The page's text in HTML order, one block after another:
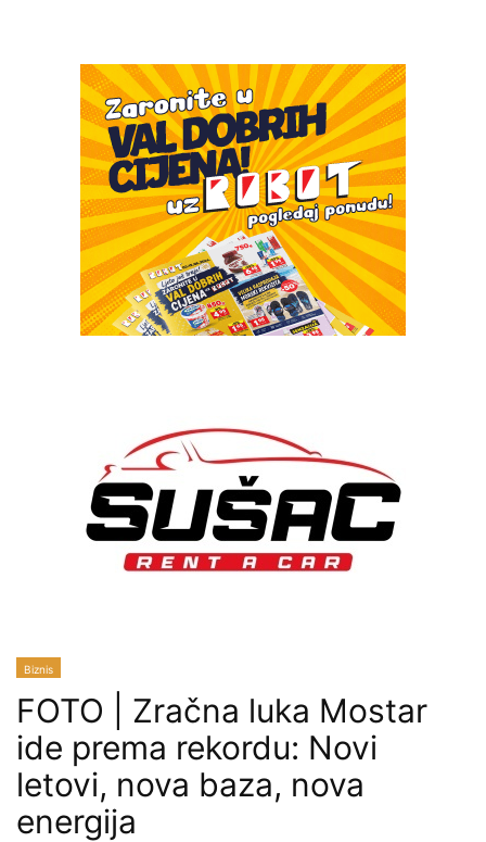
Biznis
FOTO | Zračna luka Mostar
ide prema rekordu: Novi
letovi, nova baza, nova
energija